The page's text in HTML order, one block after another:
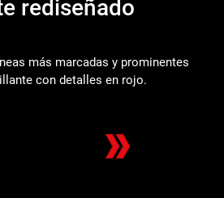
rediseñado
más marcadas y prominentes
con detalles en rojo.